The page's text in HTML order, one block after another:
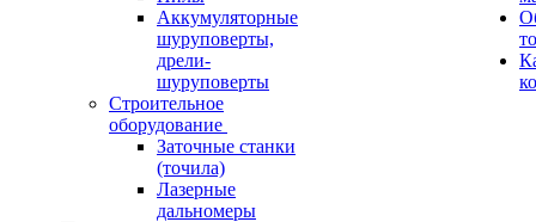
Аккумуляторные
шуруповерты,
дрели-
шуруповерты
Строительное
оборудование
Заточные станки
(точила)
Лазерные
дальномеры